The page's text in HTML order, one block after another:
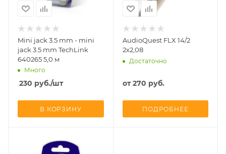
Mini jack 3.5 mm - mini
jack 3.5 mm TechLink
640265 5,0 м
Много
230 руб./шт
В КОРЗИНУ
AudioQuest FLX 14/2
2x2,08
Достаточно
от270 руб.
ПОДРОБНЕЕ